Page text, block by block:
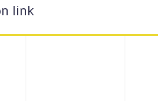
link